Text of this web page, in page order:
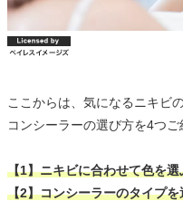
ここからは、気になるニキビ
コンシーラーの選び方を4つご
【1】ニキビに合わせて色を選
【2】コンシーラーのタイプを